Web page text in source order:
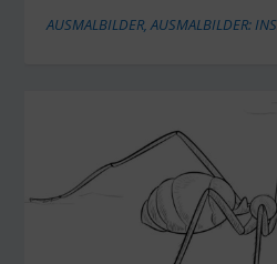
AUSMALBILDER,AUSMALBILDER: